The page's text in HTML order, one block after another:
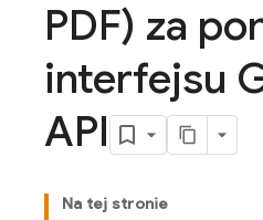
PDF) za
interfejsu
API
Na tej stronie